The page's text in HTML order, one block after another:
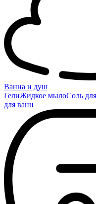
Ванна и душ
ГелиЖидкое мылоСоль
для ванн